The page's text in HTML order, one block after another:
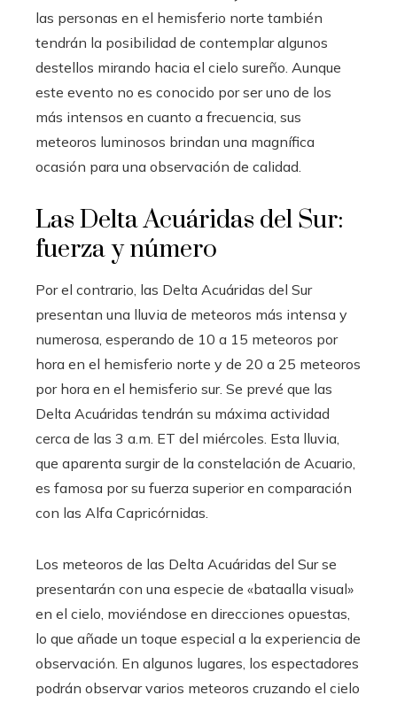
las personas en el hemisferio norte también
tendrán la posibilidad de contemplar algunos
destellos mirando hacia el cielo sureño. Aunque
este evento no es conocido por ser uno de los
más intensos en cuanto a frecuencia, sus
meteoros luminosos brindan una magnífica
ocasión para una observación de calidad.
Las Delta Acuáridas del Sur:
fuerza y número
Por el contrario, las Delta Acuáridas del Sur
presentan una lluvia de meteoros más intensa y
numerosa, esperando de 10 a 15 meteoros por
hora en el hemisferio norte y de 20 a 25 meteoros
por hora en el hemisferio sur. Se prevé que las
Delta Acuáridas tendrán su máxima actividad
cerca de las 3 a.m. ET del miércoles. Esta lluvia,
que aparenta surgir de la constelación de Acuario,
es famosa por su fuerza superior en comparación
con las Alfa Capricórnidas.
Los meteoros de las Delta Acuáridas del Sur se
presentarán con una especie de «bataalla visual»
en el cielo, moviéndose en direcciones opuestas,
lo que añade un toque especial a la experiencia de
observación. En algunos lugares, los espectadores
podrán observar varios meteoros cruzando el cielo